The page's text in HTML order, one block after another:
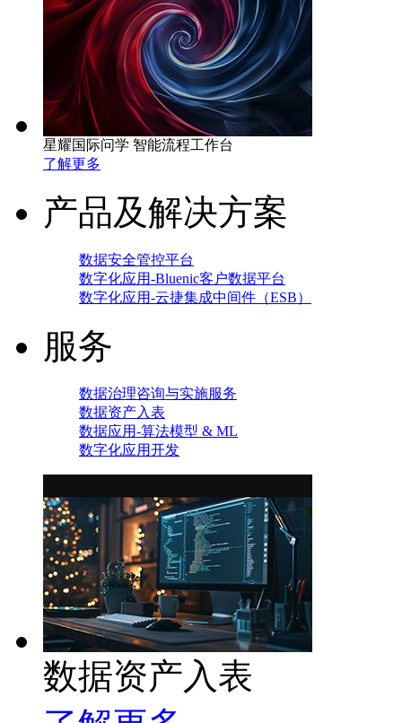
星耀国际问学 智能流程工作台
了解更多
产品及解决方案
数据安全管控平台
数字化应用-Bluenic客户数据平台
数字化应用-云捷集成中间件（ESB）
服务
数据治理咨询与实施服务
数据资产入表
数据应用-算法模型 & ML
数字化应用开发
数据资产入表